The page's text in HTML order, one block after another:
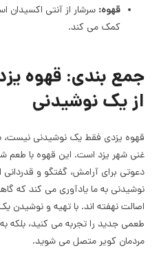
قهوه: سرشار از آنتی اکسیدان
کمک می کند.
جمع بندی: قهوه
از یک نوشیدنی
قهوه یزدی فقط یک نوشیدنی نیست،
غنی شهر یزد است. این قهوه با طعم
دعوتی برای آرامش، گفتگو و
نوشیدنی به ما یادآوری می کند که
اصالت نهفته اند. با تهیه و نوشیدن
طعمی جدید را تجربه می کنید، بلکه
مردمان کویر متصل می شوید.